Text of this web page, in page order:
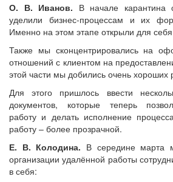
О. В. Иванов. В начале
уделили бизнес-процессам и их
Именно на этом этапе открыли для
Также мы сконцентрировались на
отношений с клиентом на
этой части мы добились очень хороших
Для этого пришлось ввести
документов, которые теперь
работу и делать исполнение
работу – более прозрачной.
Е. В. Колодина. В середине марта
организации удалённой работы
в себя: